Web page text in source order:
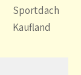
Sportdach
Kaufland